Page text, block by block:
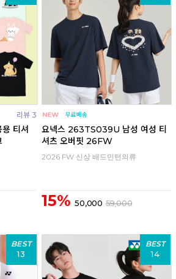
리뷰 3
티셔
요넥스 263TS039U 남성 여성 티
셔츠 오버핏 26FW
2026 FW 신상 배드민턴의류
15% 50,000 59,000
BEST
13
BEST
14